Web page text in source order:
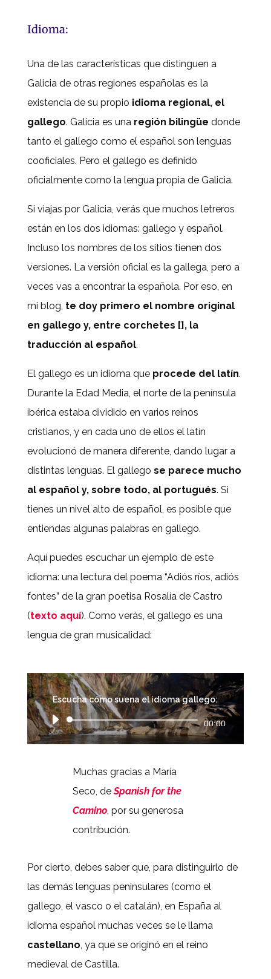
Idioma:
Una de las características que distinguen a
Galicia de otras regiones españolas es la
existencia de su propio idioma regional, el
gallego. Galicia es una región bilingüe donde
tanto el gallego como el español son lenguas
cooficiales. Pero el gallego es definido
oficialmente como la lengua propia de Galicia.
Si viajas por Galicia, verás que muchos letreros
están en los dos idiomas: gallego y español.
Incluso los nombres de los sitios tienen dos
versiones. La versión oficial es la gallega, pero a
veces vas a encontrar la española. Por eso, en
mi blog, te doy primero el nombre original
en gallego y, entre corchetes [], la
traducción al español.
El gallego es un idioma que procede del latín.
Durante la Edad Media, el norte de la península
ibérica estaba dividido en varios reinos
cristianos, y en cada uno de ellos el latín
evolucionó de manera diferente, dando lugar a
distintas lenguas. El gallego se parece mucho
al español y, sobre todo, al portugués. Si
tienes un nivel alto de español, es posible que
entiendas algunas palabras en gallego.
Aquí puedes escuchar un ejemplo de este
idioma: una lectura del poema “Adiós ríos, adiós
fontes” de la gran poetisa Rosalía de Castro
(texto aquí). Como verás, el gallego es una
lengua de gran musicalidad:
Escucha cómo suena el idioma gallego:
Audio
Player
00:00
Muchas gracias a María
Seco, deSpanish for the
Camino , por su generosa
contribución.
Por cierto, debes saber que, para distinguirlo de
las demás lenguas peninsulares (como el
gallego, el vasco o el catalán), en España al
idioma español muchas veces se le llama
castellano , ya que se originó en el reino
medieval de Castilla.